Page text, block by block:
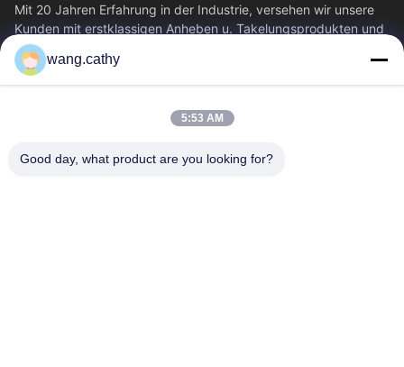
Mit 20 Jahren Erfahrung in der Industrie, versehen wir unsere
Kunden mit erstklassigen Anheben u. Takelungsprodukten und
kundenspezifischen...
Schnelllinks
Fabrik-Ausflug
Qualitätskontrolle
wang.cathy
5:53 AM
Good day, what product are you looking for?